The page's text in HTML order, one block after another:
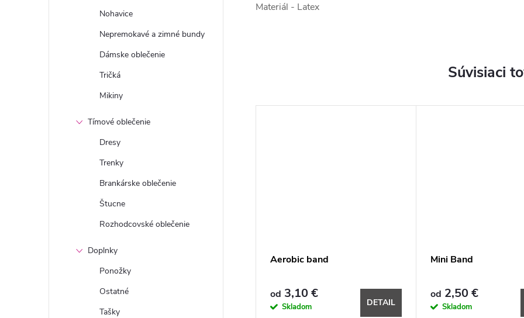
Nohavice
Nepremokavé a zimné bundy
Dámske oblečenie
Tričká
Mikiny
Tímové oblečenie
Dresy
Trenky
Brankárske oblečenie
Štucne
Rozhodcovské oblečenie
Doplnky
Ponožky
Ostatné
Tašky
Materiál - Latex
Súvisiaci
Aerobic band
od 3,10 €
Skladom DETAIL
Mini Band
od 2,50 €
Skladom